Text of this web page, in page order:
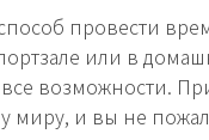
провести
или в
возможности.
миру, и вы не